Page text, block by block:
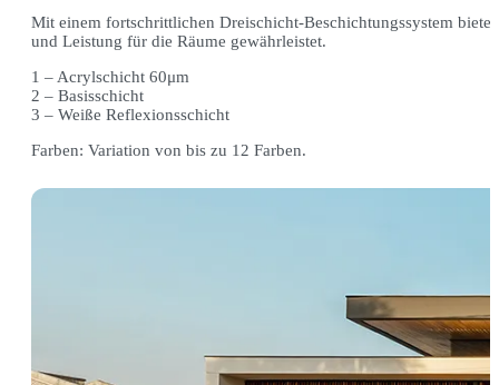
Mit einem fortschrittlichen Dreischicht-Beschichtungssystem
und Leistung für die Räume gewährleistet.
1 – Acrylschicht 60μm
2 – Basisschicht
3 – Weiße Reflexionsschicht
Farben: Variation von bis zu 12 Farben.